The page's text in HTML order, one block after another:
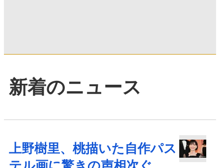
新着のニュース
上野樹里、桃描いた自作パス